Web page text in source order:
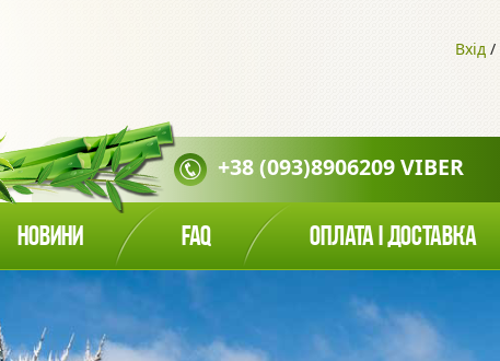
Вхід /
+38 (093)8906209 VIBER
НОВИНИ FAQ ОПЛАТА І ДОСТАВКА